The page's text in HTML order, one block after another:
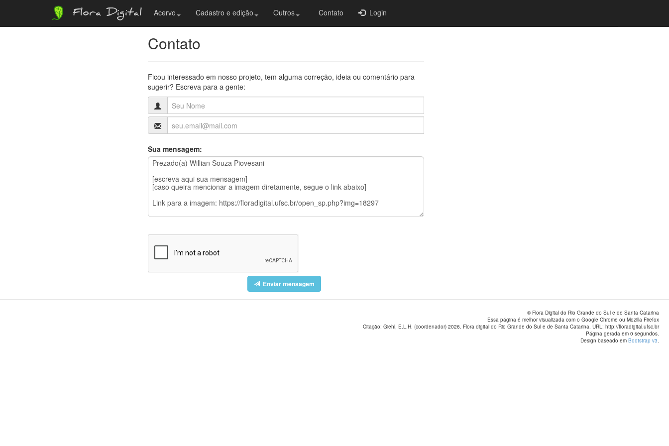
Flora Digital Acervo Cadastro e edição Outros Contato Login
Contato
Ficou interessado em nosso projeto, tem alguma correção, ideia ou comentário para
sugerir? Escreva para a gente:
Sua mensagem:
Enviar mensagem
© Flora Digital do Rio Grande do Sul e de Santa Catarina
Essa página é melhor visualizada com o Google Chrome ou Mozilla Firefox
Citação: Giehl, E.L.H. (coordenador) 2026. Flora digital do Rio Grande do Sul e de Santa Catarina. URL: http://floradigital.ufsc.br
Página gerada em 0 segundos.
Design baseado em Bootstrap v3.